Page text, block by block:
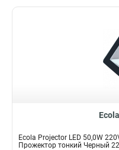
Ecola Projector LED 50,0W
Прожектор тонкий Черный